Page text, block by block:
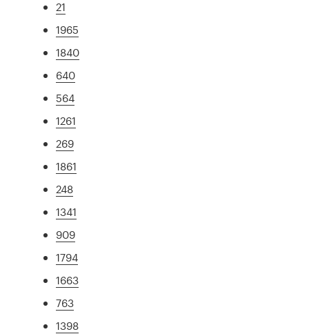
21
1965
1840
640
564
1261
269
1861
248
1341
909
1794
1663
763
1398